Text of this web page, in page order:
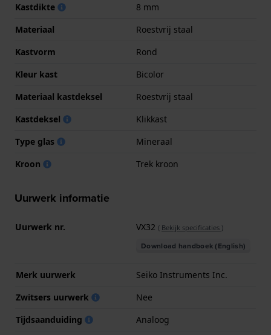
Kastdikte
8 mm
Materiaal
Roestvrij staal
Kastvorm
Rond
Kleur kast
Bicolor
Materiaal kastdeksel
Roestvrij staal
Kastdeksel
Klikkast
Type glas
Mineraal
Kroon
Trek kroon
Uurwerk informatie
Uurwerk nr. VX32 ( Bekijk specificaties )
Download handboek (English)
Merk uurwerk
Seiko Instruments Inc.
Zwitsers uurwerk
Nee
Tijdsaanduiding
Analoog